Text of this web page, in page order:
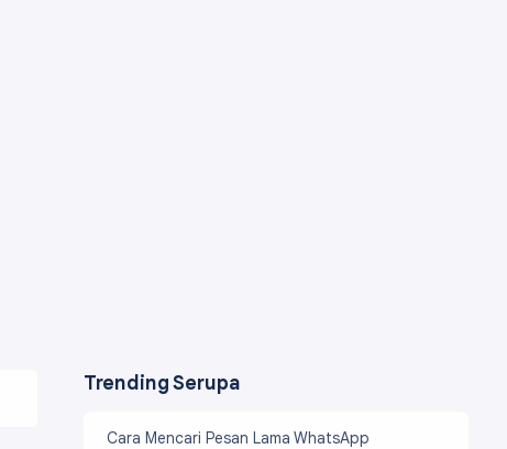
Trending Serupa
Cara Mencari Pesan Lama WhatsApp